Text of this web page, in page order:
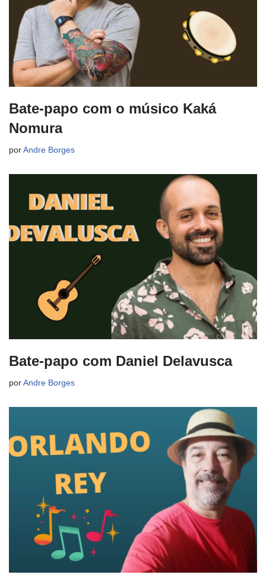
Bate-papo com o músico Kaká
Nomura
por Andre Borges
Bate-papo com Daniel Delavusca
por Andre Borges